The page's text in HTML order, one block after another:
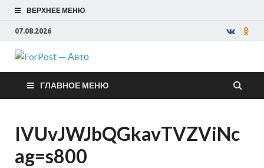
ВЕРХНЕЕ МЕНЮ
07.08.2026
ForPost —
Авто
ГЛАВНОЕ МЕНЮ
IVUvJWJbQGkavTVZViNc
ag=s800